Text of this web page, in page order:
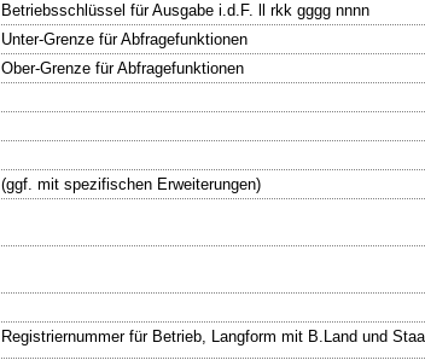
Betriebsschlüssel für Ausgabe i.d.F. ll rkk gggg nnnn
Unter-Grenze für Abfragefunktionen
Ober-Grenze für Abfragefunktionen
(ggf. mit spezifischen Erweiterungen)
Registriernummer für Betrieb, Langform mit B.Land und